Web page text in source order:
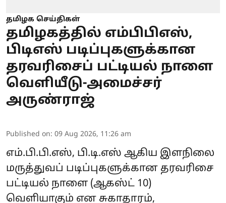
தமிழக செய்திகள்
தமிழகத்தில் எம்பிபிஎஸ்,
பிடிஎஸ் படிப்புகளுக்கான
தரவரிசைப் பட்டியல் நாளை
வெளியீடு-அமைச்சர்
அருண்ராஜ்
Published on: 09 Aug 2026, 11:26 am
எம்.பி.பி.எஸ், பி.டி.எஸ் ஆகிய இளநிலை
மருத்துவப் படிப்புகளுக்கான தரவரிசை
பட்டியல் நாளை (ஆகஸ்ட் 10)
வெளியாகும் என சுகாதாரம்,